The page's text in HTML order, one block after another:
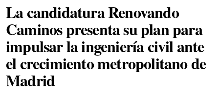
La candidatura Renovando
Caminos presenta su plan para
impulsar la ingeniería civil ante
el crecimiento metropolitano de
Madrid